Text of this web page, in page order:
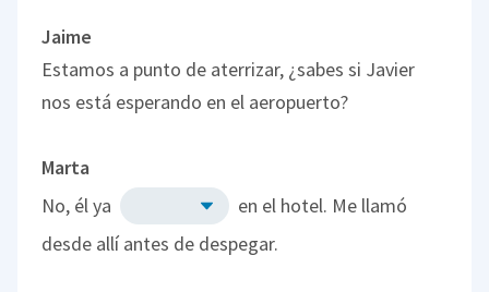
Jaime
Estamos a punto de aterrizar, ¿sabes si Javier
nos está esperando en el aeropuerto?
Marta
No, él ya
en el hotel. Me llamó
desde allí antes de despegar.